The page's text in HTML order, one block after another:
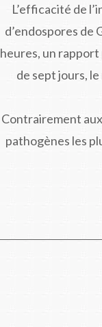
L’efficacité de
d’endospores de
heures, un
de sept jours,
Contrairement
pathogènes les